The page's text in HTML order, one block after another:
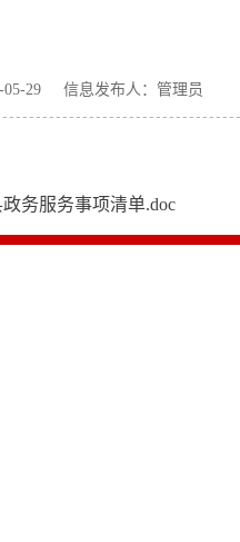
05-29 信息发布人：管理员
务服务事项清单.doc